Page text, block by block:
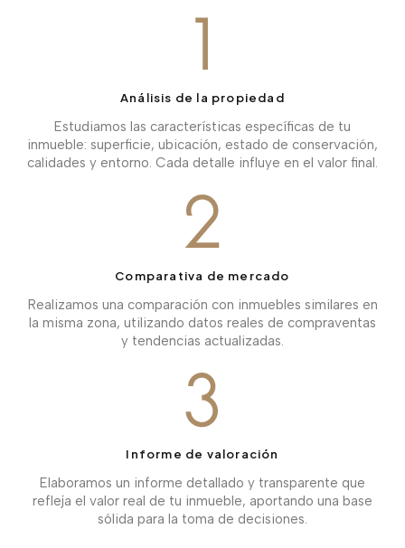
Análisis de la propiedad
Estudiamos las características específicas de tu
inmueble: superficie, ubicación, estado de conservación,
calidades y entorno. Cada detalle influye en el valor final.
Comparativa de mercado
Realizamos una comparación con inmuebles similares en
la misma zona, utilizando datos reales de compraventas
y tendencias actualizadas.
Informe de valoración
Elaboramos un informe detallado y transparente que
refleja el valor real de tu inmueble, aportando una base
sólida para la toma de decisiones.